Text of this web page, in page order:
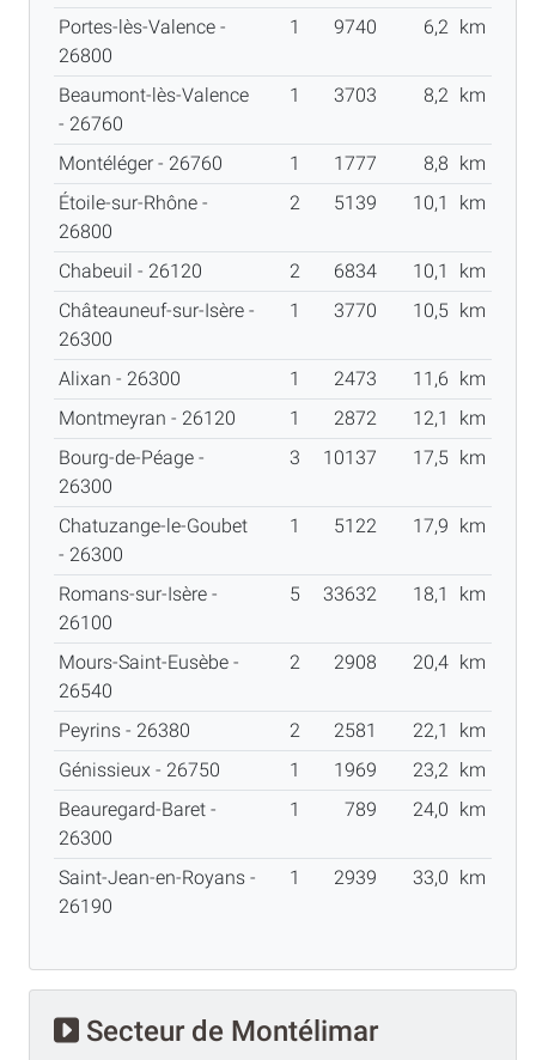
Portes-lès-Valence -
26800
1 9740 6,2 km
Beaumont-lès-Valence
- 26760
1 3703 8,2 km
Montéléger - 26760 1 1777 8,8 km
Étoile-sur-Rhône -
26800
2 5139 10,1 km
Chabeuil - 26120 2 6834 10,1
km
Châteauneuf-sur-Isère -
26300
1 3770 10,5 km
Alixan - 26300 1 2473 11,6 km
Montmeyran - 26120
1 2872 12,1
km
Bourg-de-Péage -
26300
3 10137 17,5 km
Chatuzange-le-Goubet
- 26300
1 5122 17,9 km
Romans-sur-Isère -
26100
5 33632 18,1 km
Mours-Saint-Eusèbe -
26540
2 2908 20,4 km
Peyrins - 26380 2 2581 22,1
km
Génissieux - 26750
1 1969 23,2 km
Beauregard-Baret -
26300
1 789 24,0 km
Saint-Jean-en-Royans -
26190
1 2939 33,0 km
Secteur de Montélimar